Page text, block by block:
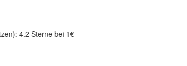
4.2 Sterne bei 1€